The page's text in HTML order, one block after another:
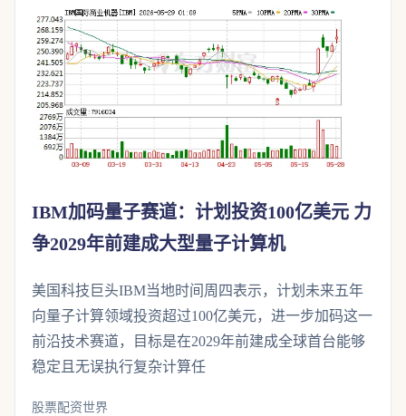
IBM加码量子赛道：计划投资100亿美元 力
争2029年前建成大型量子计算机
美国科技巨头IBM当地时间周四表示，计划未来五年
向量子计算领域投资超过100亿美元，进一步加码这一
前沿技术赛道，目标是在2029年前建成全球首台能够
稳定且无误执行复杂计算任
股票配资世界